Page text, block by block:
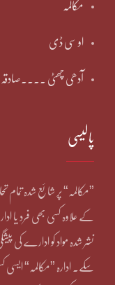
مکالمہ
او سی ڈی
آدھی چھٹی ۔۔۔۔صادقہ
پالیسی
”مکالمہ“ پر شائع شدہ
کے علاوہ کسی بھی فرد یا
نشر شدہ مواد کو ادارے کی
سکے۔ ادارہ ”مکالمہ“